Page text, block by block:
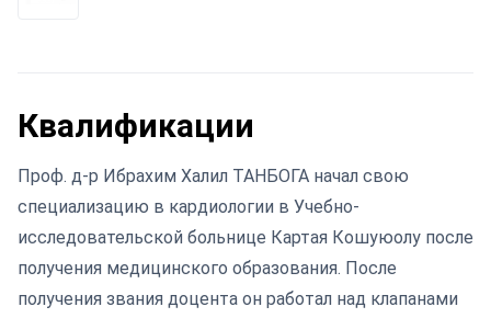
Квалификации
Проф. д-р Ибрахим Халил ТАНБОГА начал свою
специализацию в кардиологии в Учебно-
исследовательской больнице Картая Кошуюолу после
получения медицинского образования. После
получения звания доцента он работал над клапанами